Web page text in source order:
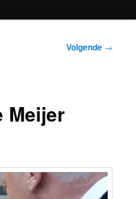
Volgende →
Meijer